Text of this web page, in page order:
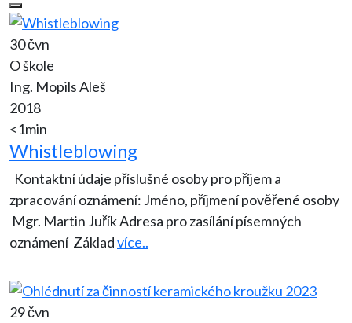
30 čvn
O škole
Ing. Mopils Aleš
2018
<1min
Whistleblowing
Kontaktní údaje příslušné osoby pro příjem a
zpracování oznámení: Jméno, příjmení pověřené osoby
Mgr. Martin Juřík Adresa pro zasílání písemných
oznámení Základvíce..
29 čvn